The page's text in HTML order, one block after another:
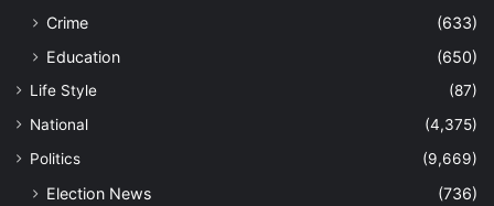
Crime
(633)
Education
(650)
Life Style
(87)
National
(4,375)
Politics
(9,669)
Election News (736)